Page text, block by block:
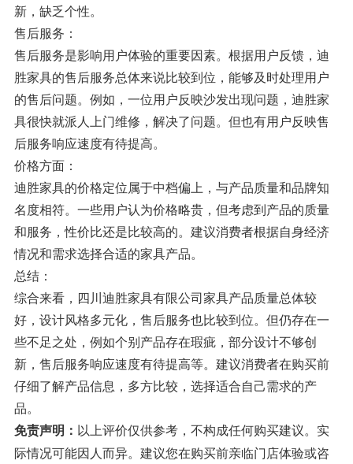
新，缺乏个性。
售后服务：
售后服务是影响用户体验的重要因素。根据用户反馈，迪
胜家具的售后服务总体来说比较到位，能够及时处理用户
的售后问题。例如，一位用户反映沙发出现问题，迪胜家
具很快就派人上门维修，解决了问题。但也有用户反映售
后服务响应速度有待提高。
价格方面：
迪胜家具的价格定位属于中档偏上，与产品质量和品牌知
名度相符。一些用户认为价格略贵，但考虑到产品的质量
和服务，性价比还是比较高的。建议消费者根据自身经济
情况和需求选择合适的家具产品。
总结：
综合来看，四川迪胜家具有限公司家具产品质量总体较
好，设计风格多元化，售后服务也比较到位。但仍存在一
些不足之处，例如个别产品存在瑕疵，部分设计不够创
新，售后服务响应速度有待提高等。建议消费者在购买前
仔细了解产品信息，多方比较，选择适合自己需求的产
品。
免责声明： 以上评价仅供参考，不构成任何购买建议。实
际情况可能因人而异。建议您在购买前亲临门店体验或咨